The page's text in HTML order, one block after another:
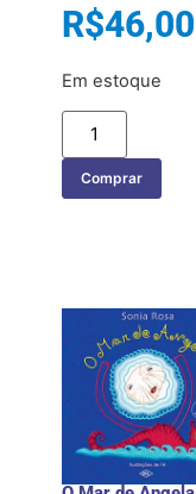
R$46,00
Em estoque
Comprar